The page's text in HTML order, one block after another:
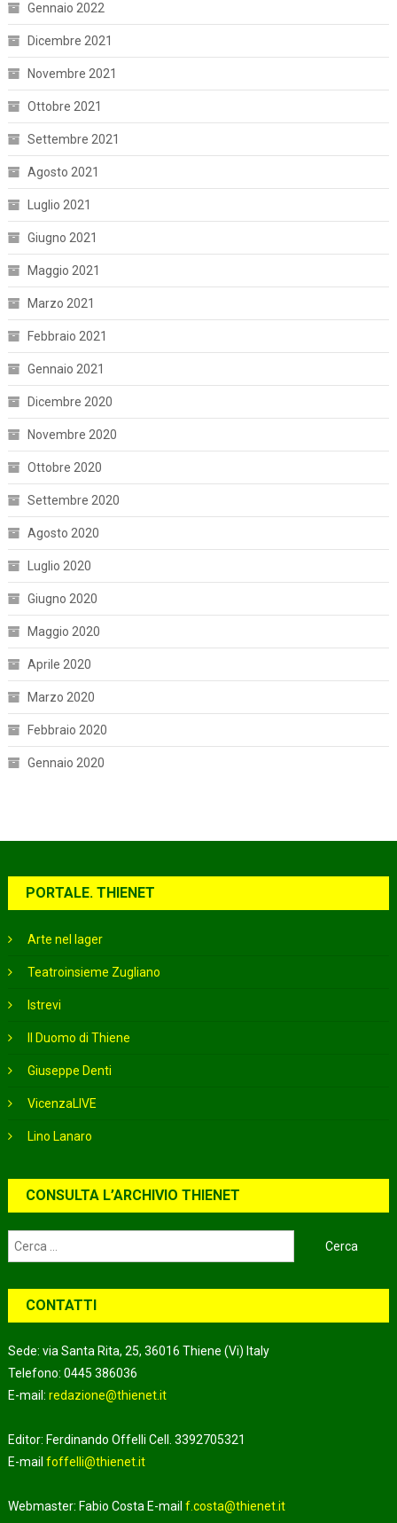
Gennaio 2022
Dicembre 2021
Novembre 2021
Ottobre 2021
Settembre 2021
Agosto 2021
Luglio 2021
Giugno 2021
Maggio 2021
Marzo 2021
Febbraio 2021
Gennaio 2021
Dicembre 2020
Novembre 2020
Ottobre 2020
Settembre 2020
Agosto 2020
Luglio 2020
Giugno 2020
Maggio 2020
Aprile 2020
Marzo 2020
Febbraio 2020
Gennaio 2020
PORTALE. THIENET
Arte nel lager
Teatroinsieme Zugliano
Istrevi
Il Duomo di Thiene
Giuseppe Denti
VicenzaLIVE
Lino Lanaro
CONSULTA L’ARCHIVIO THIENET
Ricerca
per:
CONTATTI
Sede: via Santa Rita, 25, 36016 Thiene (Vi) Italy
Telefono: 0445 386036
E-mail:redazione@thienet.it
Editor: Ferdinando Offelli Cell. 3392705321
E-mailfoffelli@thienet.it
Webmaster: Fabio Costa E-mailf.costa@thienet.it